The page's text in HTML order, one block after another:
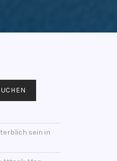
sein in